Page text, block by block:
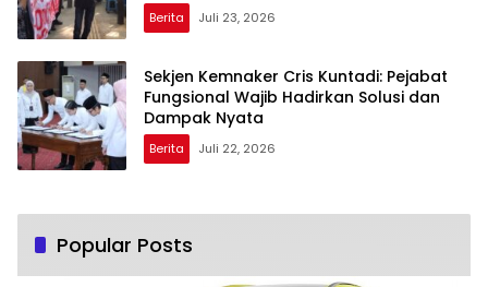
Berita Juli 23, 2026
Sekjen Kemnaker Cris Kuntadi: Pejabat
Fungsional Wajib Hadirkan Solusi dan
Dampak Nyata
Berita Juli 22, 2026
Popular Posts